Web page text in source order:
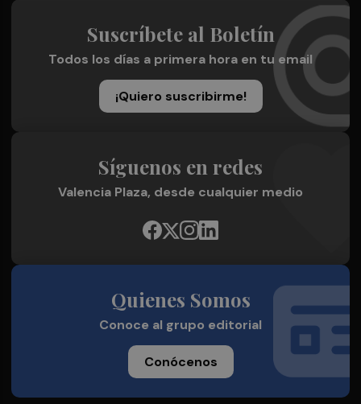
Suscríbete al Boletín
Todos los días a primera hora en tu email
¡Quiero suscribirme!
Síguenos en redes
Valencia Plaza, desde cualquier medio
Quienes Somos
Conoce al grupo editorial
Conócenos